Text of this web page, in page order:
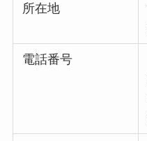
所在地
電話番号